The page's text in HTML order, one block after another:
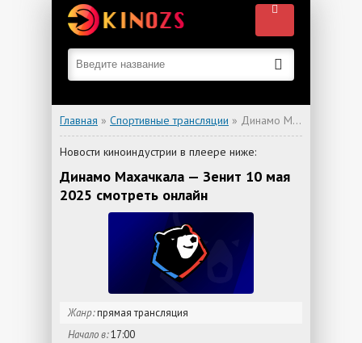
Главная » Спортивные трансляции » Динамо Махачкала — Зенит
Новости киноиндустрии в плеере ниже:
Динамо Махачкала — Зенит 10 мая
2025 смотреть онлайн
Жанр:прямая трансляция
Начало в:17:00